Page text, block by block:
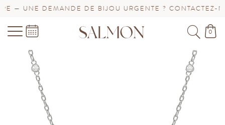
UNE DEMANDE DE BIJOU URGENTE ? CONTACTEZ-
0